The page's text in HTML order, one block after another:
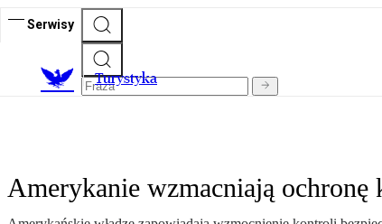
Serwisy
Turystyka
Amerykanie wzmacniają ochronę